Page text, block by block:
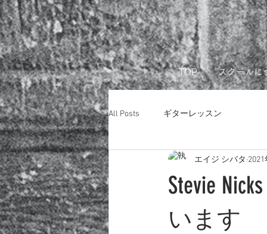
リモート
TOP スクールに
All Posts ギターレッスン
Stevie
います
エイジ シバタ